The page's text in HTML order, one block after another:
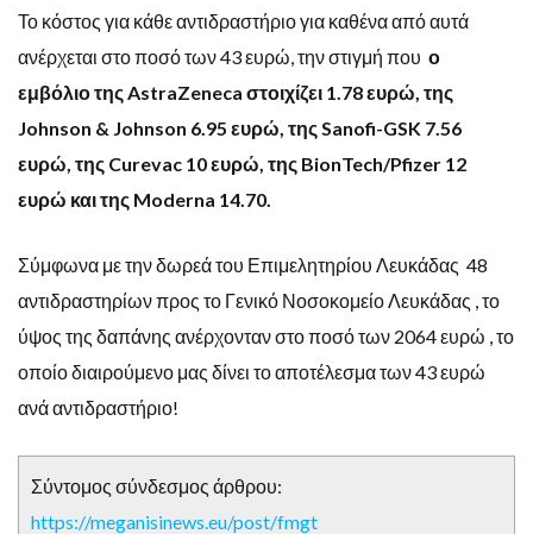
Το κόστος για κάθε αντιδραστήριο για καθένα από αυτά
ανέρχεται στο ποσό των 43 ευρώ, την στιγμή που ο
εμβόλιο της AstraZeneca στοιχίζει 1.78 ευρώ, της
Johnson & Johnson 6.95 ευρώ, της Sanofi-GSK 7.56
ευρώ, της Curevac 10 ευρώ, της BionTech/Pfizer 12
ευρώ και της Moderna 14.70.
Σύμφωνα με την δωρεά του Επιμελητηρίου Λευκάδας 48
αντιδραστηρίων προς το Γενικό Νοσοκομείο Λευκάδας , το
ύψος της δαπάνης ανέρχονταν στο ποσό των 2064 ευρώ , το
οποίο διαιρούμενο μας δίνει το αποτέλεσμα των 43 ευρώ
ανά αντιδραστήριο!
Σύντομος σύνδεσμος άρθρου:
https://meganisinews.eu/post/fmgt